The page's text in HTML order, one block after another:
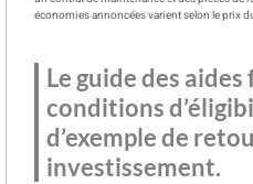
économies annoncées varient selon le prix
Le guide des
conditions
d’exemple de
investissement.